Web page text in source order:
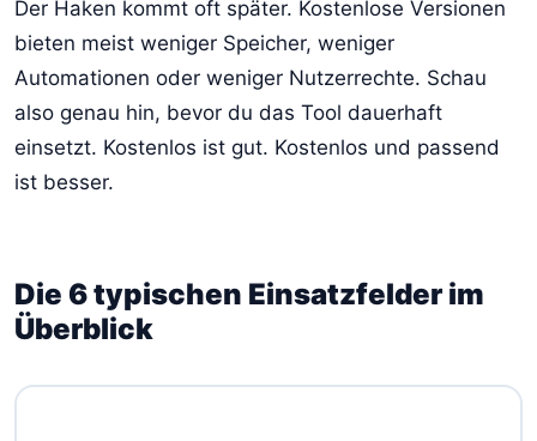
Der Haken kommt oft später. Kostenlose Versionen
bieten meist weniger Speicher, weniger
Automationen oder weniger Nutzerrechte. Schau
also genau hin, bevor du das Tool dauerhaft
einsetzt. Kostenlos ist gut. Kostenlos und passend
ist besser.
Die 6 typischen Einsatzfelder im
Überblick